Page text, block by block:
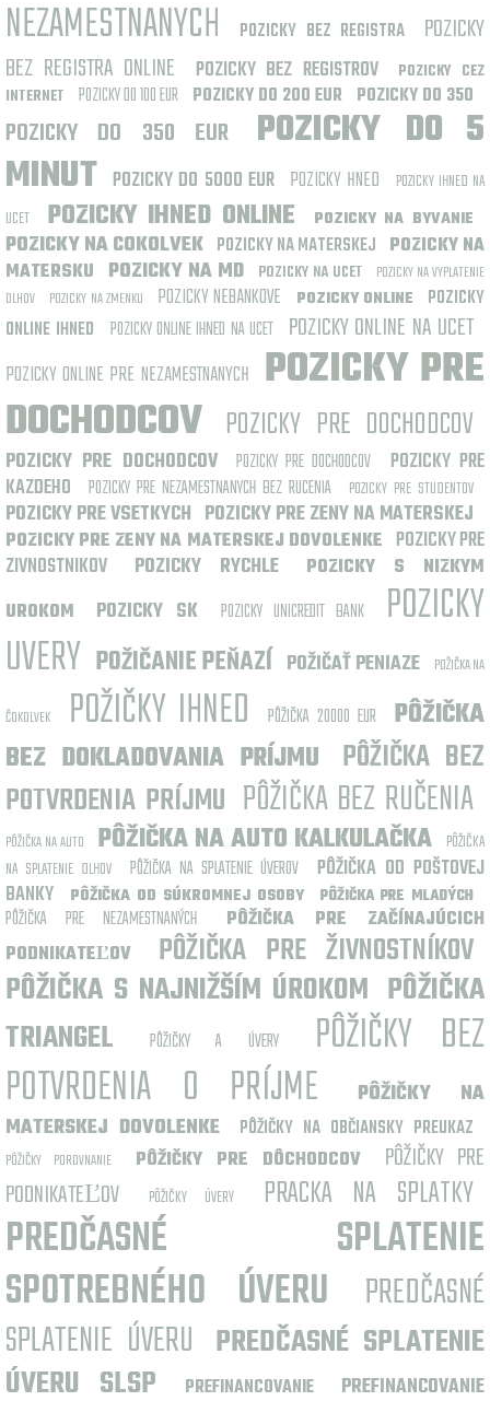
NEZAMESTNANYCH
POZICKY BEZ REGISTRA
POZICKY
BEZ REGISTRA ONLINE
POZICKY BEZ REGISTROV
POZICKY CEZ
INTERNET
POZICKY DO 100 EUR POZICKY DO 200 EUR POZICKY DO 350
POZICKY DO 350 EUR
POZICKY DO 5
MINUT POZICKY DO 5000 EUR POZICKY HNED
POZICKY IHNED NA
UCET
POZICKY IHNED ONLINE POZICKY NA BYVANIE
POZICKY NA COKOLVEK POZICKY NA MATERSKEJ POZICKY NA
MATERSKU POZICKY NA MD POZICKY NA UCET
POZICKY NA VYPLATENIE
DLHOV
POZICKY NA ZMENKU POZICKY NEBANKOVE POZICKY ONLINE
POZICKY
ONLINE IHNED
POZICKY ONLINE IHNED NA UCET POZICKY ONLINE NA UCET
POZICKY ONLINE PRE NEZAMESTNANYCH POZICKY PRE
DOCHODCOV POZICKY PRE DOCHODCOV
POZICKY PRE DOCHODCOV POZICKY PRE DOCHODCOV
POZICKY PRE
KAZDEHO
POZICKY PRE NEZAMESTNANYCH BEZ RUCENIA POZICKY PRE STUDENTOV
POZICKY PRE VSETKYCH POZICKY PRE ZENY NA MATERSKEJ
POZICKY PRE ZENY NA MATERSKEJ DOVOLENKE POZICKY PRE
ZIVNOSTNIKOV
POZICKY RYCHLE
POZICKY S NIZKYM
UROKOM
POZICKY SK POZICKY UNICREDIT BANK
POZICKY
UVERY POŽIČANIE PEŇAZÍ POŽIČAŤ PENIAZE POŽIČKA NA
ČOKOLVEK POŽIČKY IHNED PÔŽIČKA 20000 EUR
PÔŽIČKA
BEZ DOKLADOVANIA PRÍJMU
PÔŽIČKA BEZ
POTVRDENIA PRÍJMU PÔŽIČKA BEZ RUČENIA
PÔŽIČKA NA AUTO PÔŽIČKA NA AUTO KALKULAČKA
PÔŽIČKA
NA SPLATENIE DLHOV
PÔŽIČKA NA SPLATENIE ÚVEROV
PÔŽIČKA OD POŠTOVEJ
BANKY
PÔŽIČKA OD SÚKROMNEJ OSOBY PÔŽIČKA PRE MLADÝCH
PÔŽIČKA PRE NEZAMESTNANÝCH
PÔŽIČKA PRE ZAČÍNAJÚCICH
PODNIKATEĽOV
PÔŽIČKA PRE ŽIVNOSTNÍKOV
PÔŽIČKA S NAJNIŽŠÍM ÚROKOM PÔŽIČKA
TRIANGEL
PÔŽIČKY A ÚVERY
PÔŽIČKY BEZ
POTVRDENIA O PRÍJME
PÔŽIČKY NA
MATERSKEJ DOVOLENKE
PÔŽIČKY NA OBČIANSKY PREUKAZ
PÔŽIČKY POROVNANIE PÔŽIČKY PRE DÔCHODCOV
PÔŽIČKY PRE
PODNIKATEĽOV
PÔŽIČKY ÚVERY PRACKA NA SPLATKY
PREDČASNÉ SPLATENIE
SPOTREBNÉHO ÚVERU
PREDČASNÉ
SPLATENIE ÚVERU PREDČASNÉ SPLATENIE
ÚVERU SLSP
PREFINANCOVANIE
PREFINANCOVANIE